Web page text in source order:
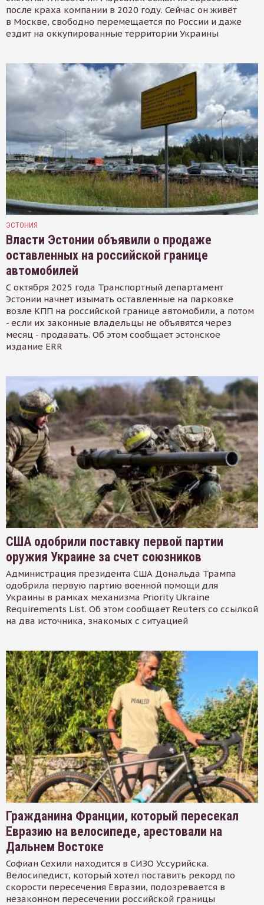
после краха компании в 2020 году. Сейчас он живёт
в Москве, свободно перемещается по России и даже
ездит на оккупированные территории Украины
ЭСТОНИЯ
Власти Эстонии объявили о продаже
оставленных на российской границе
автомобилей
С октября 2025 года Транспортный департамент
Эстонии начнет изымать оставленные на парковке
возле КПП на российской границе автомобили, а потом
- если их законные владельцы не объявятся через
месяц - продавать. Об этом сообщает эстонское
издание ERR
США одобрили поставку первой партии
оружия Украине за счет союзников
Администрация президента США Дональда Трампа
одобрила первую партию военной помощи для
Украины в рамках механизма Priority Ukraine
Requirements List. Об этом сообщает Reuters со ссылкой
на два источника, знакомых с ситуацией
Гражданина Франции, который пересекал
Евразию на велосипеде, арестовали на
Дальнем Востоке
Софиан Сехили находится в СИЗО Уссурийска.
Велосипедист, который хотел поставить рекорд по
скорости пересечения Евразии, подозревается в
незаконном пересечении российской границы